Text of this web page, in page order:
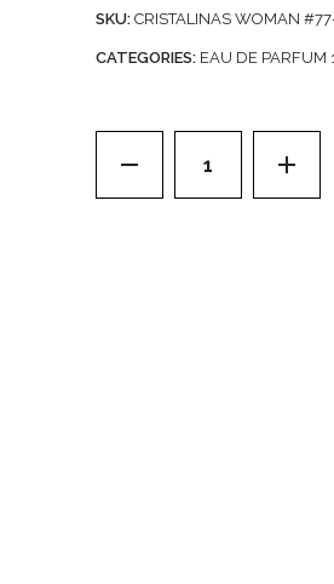
SKU: CRISTALINAS WOMAN
CATEGORIES: EAU DE PARFUM
Carton de 24